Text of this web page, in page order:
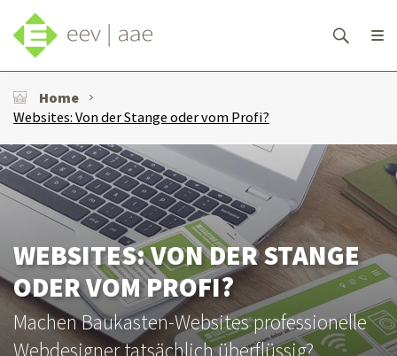
Home
Websites: Von der Stange oder vom Profi?
WEBSITES: VON DER STANGE
ODER VOM PROFI?
Machen Baukasten-Websites professionelle
Webdesigner tatsächlich überflüssig?